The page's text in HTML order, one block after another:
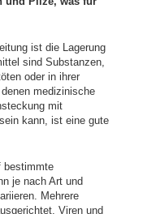
ist die Lagerung
sind Substanzen,
oder in ihrer
medizinische
mit
kann, ist eine gute
bestimmte
je nach Art und
Mehrere
Viren und